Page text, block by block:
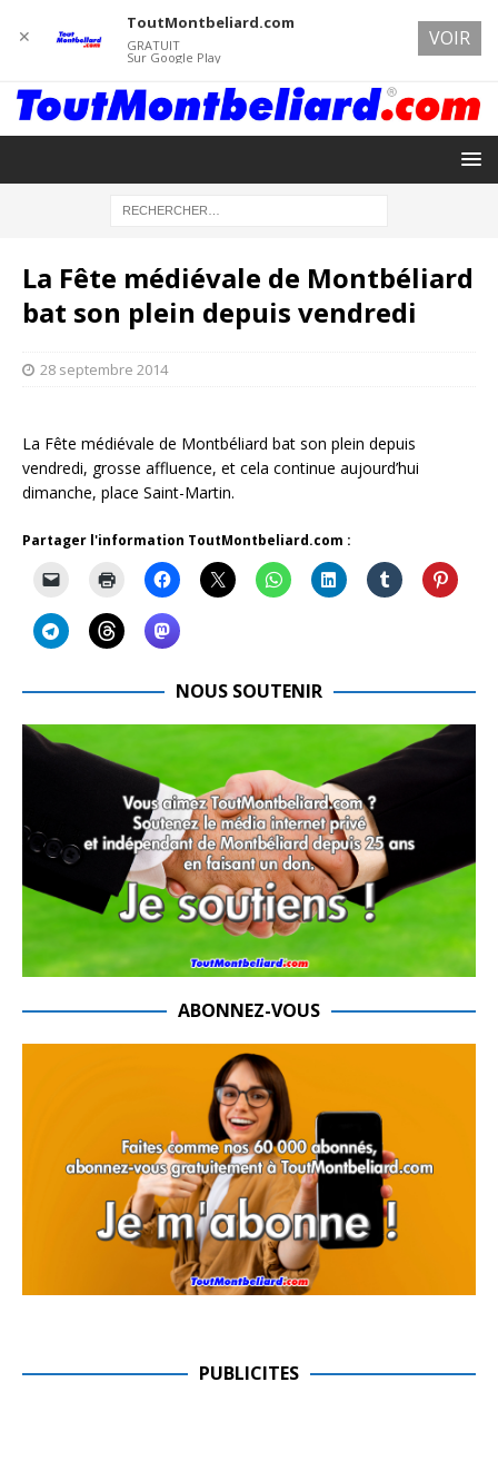
La Fête médiévale de Montbéliard
bat son plein depuis vendredi
28 septembre 2014
La Fête médiévale de Montbéliard bat son plein depuis
vendredi, grosse affluence, et cela continue aujourd’hui
dimanche, place Saint-Martin.
Partager l'information ToutMontbeliard.com :
NOUS SOUTENIR
ABONNEZ-VOUS
PUBLICITES
✕
ToutMontbeliard.com
GRATUIT
Sur Google Play
VOIR